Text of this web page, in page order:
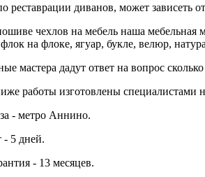
реставрации диванов, может зависеть
чехлов на мебель наша мебельная
на флоке, ягуар, букле, велюр,
мастера дадут ответ на вопрос
работы изготовлены специалистами
- метро Аннино.
- 5 дней.
- 13 месяцев.